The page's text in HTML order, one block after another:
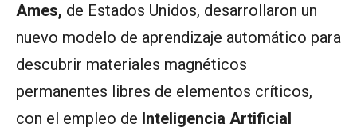
Ames, de Estados Unidos, desarrollaron un
nuevo modelo de aprendizaje automático para
descubrir materiales magnéticos
permanentes libres de elementos críticos,
con el empleo de Inteligencia Artificial